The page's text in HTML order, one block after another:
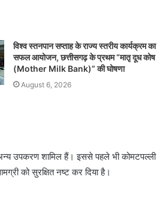
विश्व स्तनपान सप्ताह के राज्य स्तरीय कार्यक्रम का
सफल आयोजन, छत्तीसगढ़ के प्रथम “मातृ दूध कोष
(Mother Milk Bank)” की घोषणा
August 6, 2026
उपकरण शामिल हैं। इससे पहले भी कोमटपल्ली
को सुरक्षित नष्ट कर दिया है।